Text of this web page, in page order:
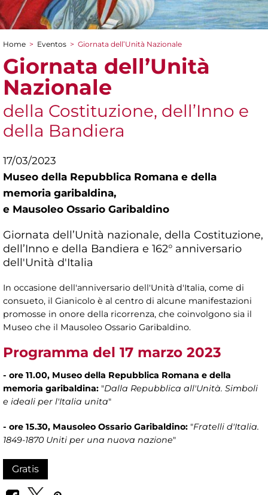
You are here
Home > Eventos > Giornata dell’Unità Nazionale
Giornata dell’Unità
Nazionale
della Costituzione, dell’Inno e
della Bandiera
17/03/2023
Museo della Repubblica Romana e della
memoria garibaldina,
e Mausoleo Ossario Garibaldino
Giornata dell’Unità nazionale, della Costituzione,
dell’Inno e della Bandiera e 162° anniversario
dell'Unità d'Italia
In occasione dell'anniversario dell'Unità d'Italia, come di
consueto, il Gianicolo è al centro di alcune manifestazioni
promosse in onore della ricorrenza, che coinvolgono sia il
Museo che il Mausoleo Ossario Garibaldino.
Programma del 17 marzo 2023
- ore 11.00, Museo della Repubblica Romana e della
memoria garibaldina: "Dalla Repubblica all'Unità. Simboli
e ideali per l'Italia unita"
- ore 15.30, Mausoleo Ossario Garibaldino: "Fratelli d'Italia.
1849-1870 Uniti per una nuova nazione"
Gratis